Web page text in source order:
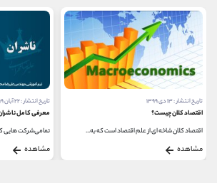
تاریخ انتشار : ۱۳ دی ۱۳۹۹
اقتصاد کلان چیست؟
اقتصاد کلان شاخه ای از علم اقتصاد است که به...
مشاهده
تاریخ انتشار : ۲۲ آبان ۱۳۹۹
معرفی کامل ناشران
تمامی‌شرکت ‌هایی
مشاهده